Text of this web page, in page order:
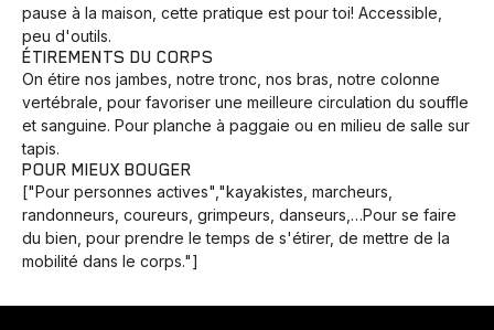
pause à la maison, cette pratique est pour toi! Accessible,
peu d'outils.
ÉTIREMENTS DU CORPS
On étire nos jambes, notre tronc, nos bras, notre colonne
vertébrale, pour favoriser une meilleure circulation du souffle
et sanguine. Pour planche à paggaie ou en milieu de salle sur
tapis.
POUR MIEUX BOUGER
["Pour personnes actives","kayakistes, marcheurs,
randonneurs, coureurs, grimpeurs, danseurs,…Pour se faire
du bien, pour prendre le temps de s'étirer, de mettre de la
mobilité dans le corps."]